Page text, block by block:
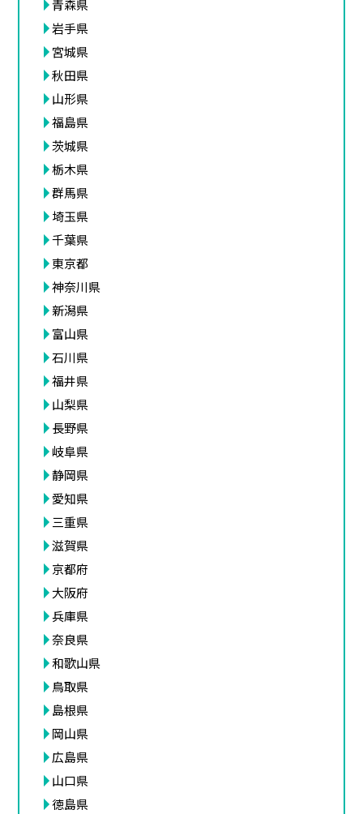
青森県
岩手県
宮城県
秋田県
山形県
福島県
茨城県
栃木県
群馬県
埼玉県
千葉県
東京都
神奈川県
新潟県
富山県
石川県
福井県
山梨県
長野県
岐阜県
静岡県
愛知県
三重県
滋賀県
京都府
大阪府
兵庫県
奈良県
和歌山県
鳥取県
島根県
岡山県
広島県
山口県
徳島県